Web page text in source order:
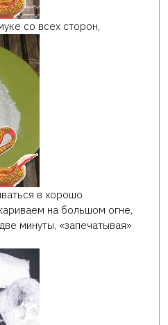
со всех сторон,
в хорошо
на большом огне,
минуты, «запечатывая»